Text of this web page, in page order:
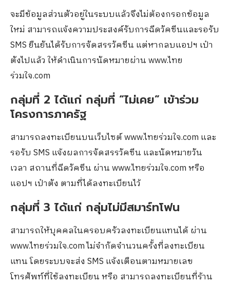
จะมีข้อมูลส่วนตัวอยู่ในระบบแล้วจึงไม่ต้องกรอกข้อมูล
ใหม่ สามารถแจ้งความประสงค์รับการฉีดวัคซีนและรอรับ
SMS ยืนยันได้รับการจัดสรรวัคซีน แต่หากลบแอปฯ เป๋า
ตังไปแล้ว ให้ดำเนินการนัดหมายผ่าน www.ไทย
ร่วมใจ.com
กลุ่มที่ 2 ได้แก่ กลุ่มที่ “ไม่เคย” เข้าร่วม
โครงการภาครัฐ
สามารถลงทะเบียนบนเว็บไซต์ www.ไทยร่วมใจ.com และ
รอรับ SMS แจ้งผลการจัดสรรวัคซีน และนัดหมายวัน
เวลา สถานที่ฉีดวัคซีน ผ่าน www.ไทยร่วมใจ.com หรือ
แอปฯ เป๋าตัง ตามที่ได้ลงทะเบียนไว้
กลุ่มที่ 3 ได้แก่ กลุ่มไม่มีสมาร์ทโฟน
สามารถให้บุคคลในครอบครัวลงทะเบียนแทนได้ ผ่าน
www.ไทยร่วมใจ.com ไม่จำกัดจำนวนครั้งที่ลงทะเบียน
แทน โดยระบบจะส่ง SMS แจ้งเตือนตามหมายเลข
โทรศัพท์ที่ใช้ลงทะเบียน หรือ สามารถลงทะเบียนที่ร้าน